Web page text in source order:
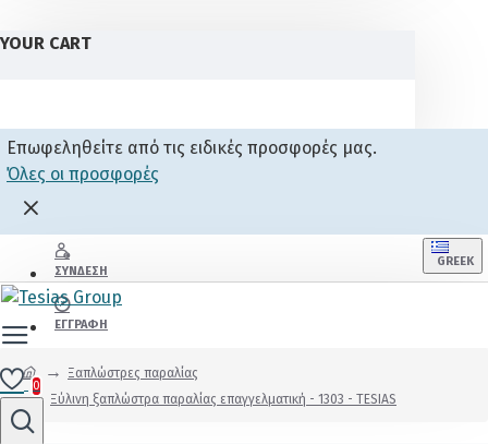
YOUR CART
Επωφεληθείτε από τις ειδικές προσφορές μας.
Όλες οι προσφορές
ΣΎΝΔΕΣΗ
ΕΓΓΡΑΦΉ
GREEK
0
Ξαπλώστρες παραλίας
Ξύλινη ξαπλώστρα παραλίας επαγγελματική - 1303 - TESIAS